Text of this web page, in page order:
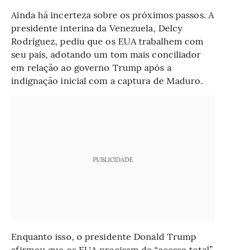
Ainda há incerteza sobre os próximos passos. A
presidente interina da Venezuela, Delcy
Rodríguez, pediu que os EUA trabalhem com
seu país, adotando um tom mais conciliador
em relação ao governo Trump após a
indignação inicial com a captura de Maduro.
PUBLICIDADE
Enquanto isso, o presidente Donald Trump